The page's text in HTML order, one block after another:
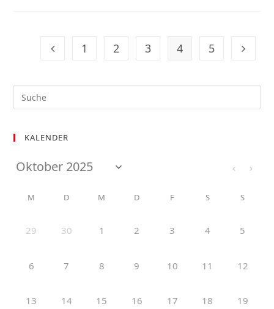
1 2 3 4 5
KALENDER
M D M D F S S
29 30 1 2 3 4 5
6 7 8 9 10 11 12
13 14 15 16 17 18 19